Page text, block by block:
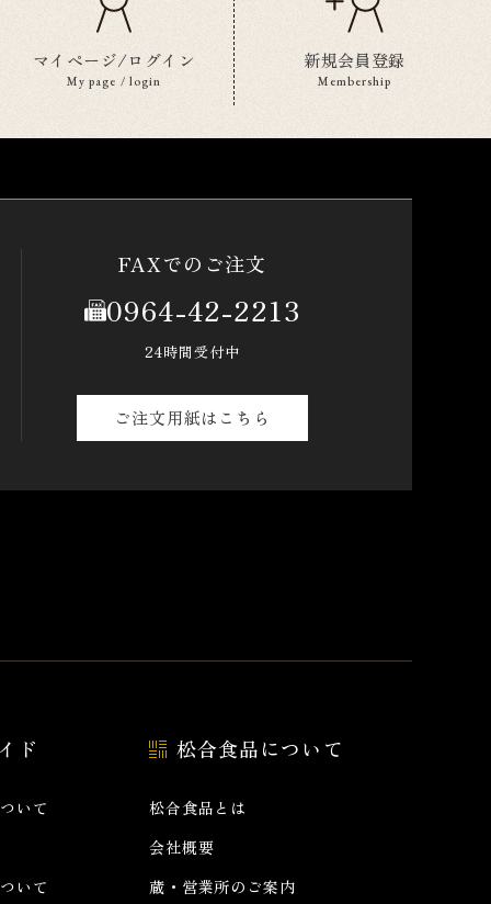
マイページ/ログイン
My page / login
新規会員登録
Membership
FAXでのご注文
0964-42-2213
24時間受付中
ご注文用紙はこちら
ド
いて
いて
松合食品について
松合食品とは
会社概要
蔵・営業所のご案内